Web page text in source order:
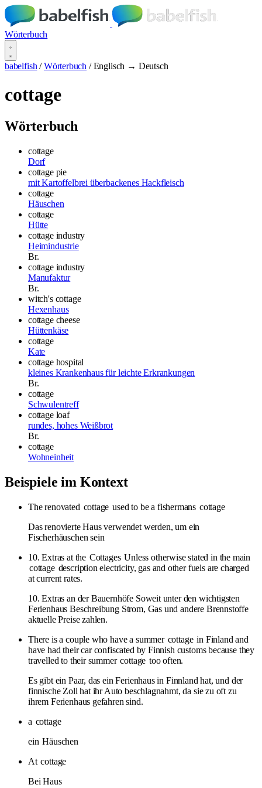
Wörterbuch
babelfish / Wörterbuch / Englisch → Deutsch
cottage
Wörterbuch
cottage
Dorf
cottage pie
mit Kartoffelbrei überbackenes Hackfleisch
cottage
Häuschen
cottage
Hütte
cottage industry
Heimindustrie
Br.
cottage industry
Manufaktur
Br.
witch's cottage
Hexenhaus
cottage cheese
Hüttenkäse
cottage
Kate
cottage hospital
kleines Krankenhaus für leichte Erkrankungen
Br.
cottage
Schwulentreff
cottage loaf
rundes, hohes Weißbrot
Br.
cottage
Wohneinheit
Beispiele im Kontext
The renovated cottage used to be a fishermans cottage
Das renovierte Haus verwendet werden, um ein
Fischerhäuschen sein
10. Extras at the Cottages Unless otherwise stated in the main
cottage description electricity, gas and other fuels are charged
at current rates.
10. Extras an der Bauernhöfe Soweit unter den wichtigsten
Ferienhaus Beschreibung Strom, Gas und andere Brennstoffe
aktuelle Preise zahlen.
There is a couple who have a summer cottage in Finland and
have had their car confiscated by Finnish customs because they
travelled to their summer cottage too often.
Es gibt ein Paar, das ein Ferienhaus in Finnland hat, und der
finnische Zoll hat ihr Auto beschlagnahmt, da sie zu oft zu
ihrem Ferienhaus gefahren sind.
a cottage
ein Häuschen
At cottage
Bei Haus